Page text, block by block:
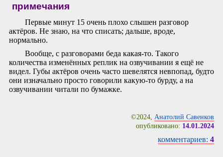
примечания
Первые минут 15 очень плохо слышен разговор
актёров. Не знаю, на что списать; дальше, вроде,
нормально.
Вообще, с разговорами беда какая-то. Такого
количества изменённых реплик на озвучивании я ещё не
видел. Губы актёров очень часто шевелятся невпопад, будто
они изначально просто говорили какую-то бурду, а на
озвучивании читали по бумажке.
©2024, Анатолий Савенков
опубликовано: 14.01.2024
комментариев: 4